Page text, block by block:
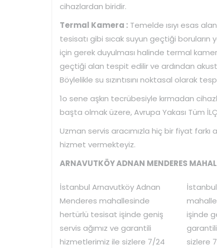
cihazlardan biridir.
Termal Kamera : Temelde ısıyı esas
tesisatı gibi sıcak suyun geçtiği boruların
için gerek duyulması halinde termal
geçtiği alan tespit edilir ve ardından
Böylelikle su sızıntısını noktasal olarak
1o sene aşkın tecrübesiyle kırmadan
başta olmak üzere, Avrupa Yakası Tüm
Uzman servis aracımızla hiç bir fiyat
hizmet vermekteyiz.
ARNAVUTKÖY ADNAN MENDERES
İstanbul Arnavutköy Adnan
Menderes mahallesinde
hertürlü tesisat işinde geniş
servis ağımız ve garantili
hizmetlerimiz ile sizlere 7/24
işinde
sizlere